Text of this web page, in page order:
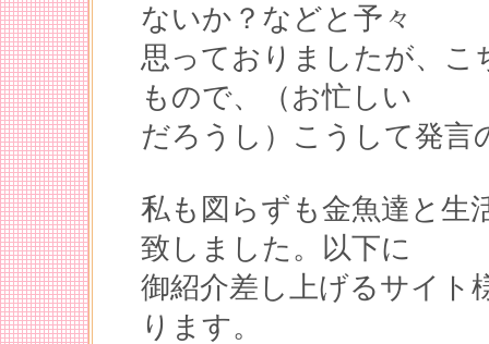
ないか？などと予々
思っておりましたが、
もので、（お忙しい
だろうし）こうして発言
私も図らずも金魚達と生
致しました。以下に
御紹介差し上げるサイト
ります。